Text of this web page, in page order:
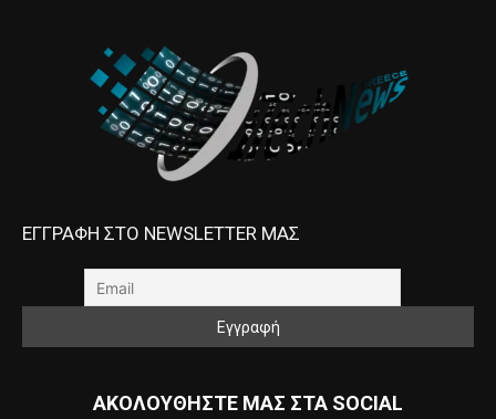
ΕΓΓΡΑΦΗ ΣΤΟ NEWSLETTER ΜΑΣ
ΑΚΟΛΟΥΘΗΣΤΕ ΜΑΣ ΣΤΑ SOCIAL